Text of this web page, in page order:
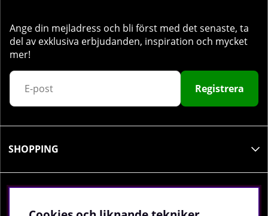
Ange din mejladress och bli först med det senaste, ta
del av exklusiva erbjudanden, inspiration och mycket
mer!
Registrera
SHOPPING